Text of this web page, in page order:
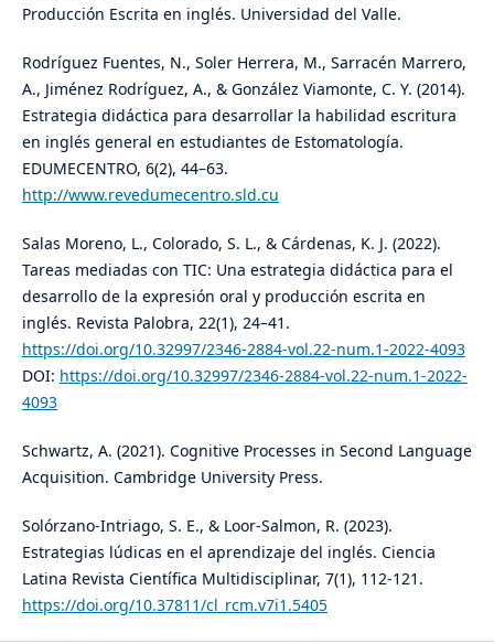
Producción Escrita en inglés. Universidad del Valle.
Rodríguez Fuentes, N., Soler Herrera, M., Sarracén Marrero,
A., Jiménez Rodríguez, A., & González Viamonte, C. Y. (2014).
Estrategia didáctica para desarrollar la habilidad escritura
en inglés general en estudiantes de Estomatología.
EDUMECENTRO, 6(2), 44–63.
http://www.revedumecentro.sld.cu
Salas Moreno, L., Colorado, S. L., & Cárdenas, K. J. (2022).
Tareas mediadas con TIC: Una estrategia didáctica para el
desarrollo de la expresión oral y producción escrita en
inglés. Revista Palobra, 22(1), 24–41.
https://doi.org/10.32997/2346-2884-vol.22-num.1-2022-4093
DOI: https://doi.org/10.32997/2346-2884-vol.22-num.1-2022-
4093
Schwartz, A. (2021). Cognitive Processes in Second Language
Acquisition. Cambridge University Press.
Solórzano-Intriago, S. E., & Loor-Salmon, R. (2023).
Estrategias lúdicas en el aprendizaje del inglés. Ciencia
Latina Revista Científica Multidisciplinar, 7(1), 112-121.
https://doi.org/10.37811/cl_rcm.v7i1.5405